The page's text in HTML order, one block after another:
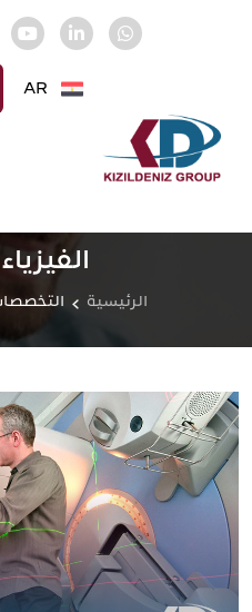
الرئيسية